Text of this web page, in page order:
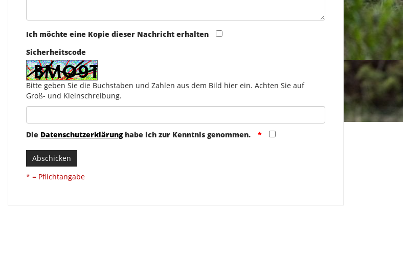
Ich möchte eine Kopie dieser Nachricht erhalten
Sicherheitscode
Bitte geben Sie die Buchstaben und Zahlen aus dem Bild hier ein. Achten Sie auf
Groß- und Kleinschreibung.
Die Datenschutzerklärunghabe ich zur Kenntnis genommen.
Abschicken
* = Pflichtangabe